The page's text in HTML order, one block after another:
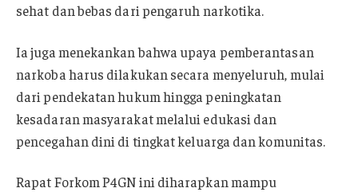
sehat dan bebas dari pengaruh narkotika.
Ia juga menekankan bahwa upaya pemberantasan
narkoba harus dilakukan secara menyeluruh, mulai
dari pendekatan hukum hingga peningkatan
kesadaran masyarakat melalui edukasi dan
pencegahan dini di tingkat keluarga dan komunitas.
Rapat Forkom P4GN ini diharapkan mampu